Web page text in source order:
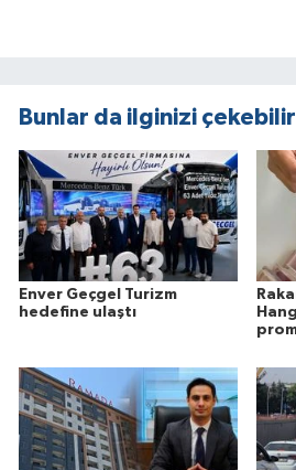
Bunlar da ilginizi çekebilir
Enver Geçgel Turizm
hedefine ulaştı